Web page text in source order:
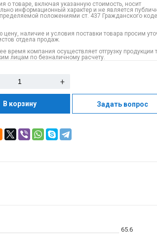
о товаре, включая указанную стоимость, носит
информационный характер и не является
положениями ст. 437 Гражданского
цену, наличие и условия поставки товара просим
отдела продаж.
время компания осуществляет отгрузку продукции
лицам по безналичному расчету.
+
В корзину Задать вопрос
65.6